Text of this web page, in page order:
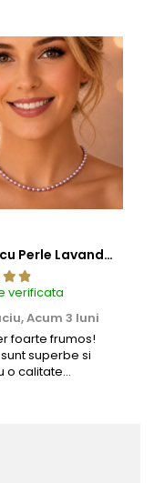
Colier cu Perle Lavanda la Baza Gatului, de 4-5 mm, Perle Rare, Calitate AAA+, Aur 14K | KASKADDA®
verificata
Acum 3 luni
foarte frumos!
superbe si
o calitate